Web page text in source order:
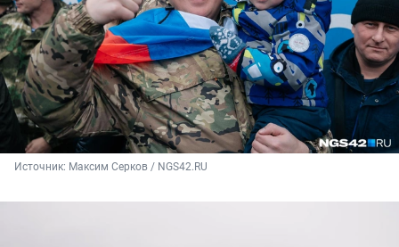
Источник: Максим Серков / NGS42.RU